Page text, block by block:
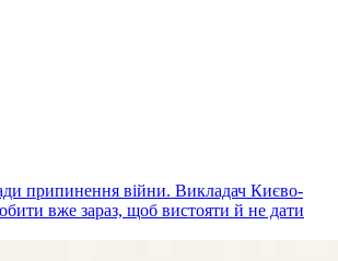
припинення війни. Викладач Києво-
вже зараз, щоб вистояти й не дати